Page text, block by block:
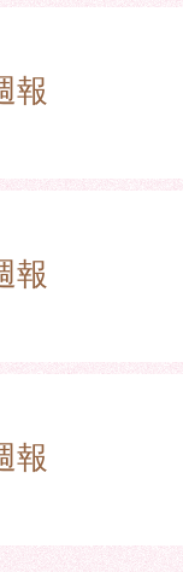
報
報
報